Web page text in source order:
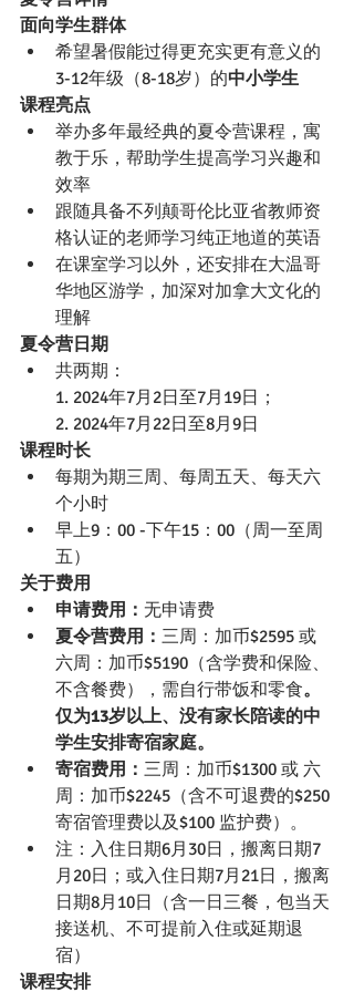
面向学生群体
希望暑假能过得更充实更有意义的
3-12年级（8-18岁）的中小学生
课程亮点
举办多年最经典的夏令营课程，寓
教于乐，帮助学生提高学习兴趣和
效率
跟随具备不列颠哥伦比亚省教师资
格认证的老师学习纯正地道的英语
在课室学习以外，还安排在大温哥
华地区游学，加深对加拿大文化的
理解
夏令营日期
共两期：
1. 2024年7月2日至7月19日；
2. 2024年7月22日至8月9日
课程时长
每期为期三周、每周五天、每天六
个小时
早上9：00 -下午15：00（周一至周
五）
关于费用
申请费用： 无申请费
夏令营费用： 三周：加币$2595 或
六周：加币$5190（含学费和保险、
不含餐费），需自行带饭和零食。
仅为13岁以上、没有家长陪读的中
学生安排寄宿家庭。
寄宿费用： 三周：加币$1300 或 六
周：加币$2245（含不可退费的$250
寄宿管理费以及$100 监护费）。
注：入住日期6月30日，搬离日期7
月20日；或入住日期7月21日，搬离
日期8月10日（含一日三餐，包当天
接送机、不可提前入住或延期退
宿）
课程安排